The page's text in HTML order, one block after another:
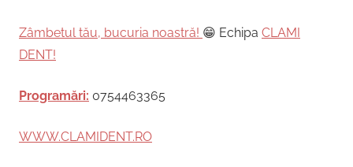
Zâmbetul tău, bucuria noastră! 😁 Echipa CLAMI
DENT!
Programări: 0754463365
WWW.CLAMIDENT.RO